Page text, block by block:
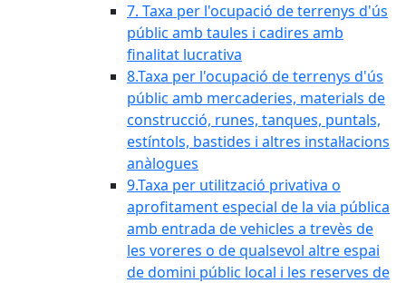
7. Taxa per l'ocupació de terrenys d'ús
públic amb taules i cadires amb
finalitat lucrativa
8.Taxa per l'ocupació de terrenys d'ús
públic amb mercaderies, materials de
construcció, runes, tanques, puntals,
estíntols, bastides i altres instal·lacions
anàlogues
9.Taxa per utilització privativa o
aprofitament especial de la via pública
amb entrada de vehicles a trevès de
les voreres o de qualsevol altre espai
de domini públic local i les reserves de